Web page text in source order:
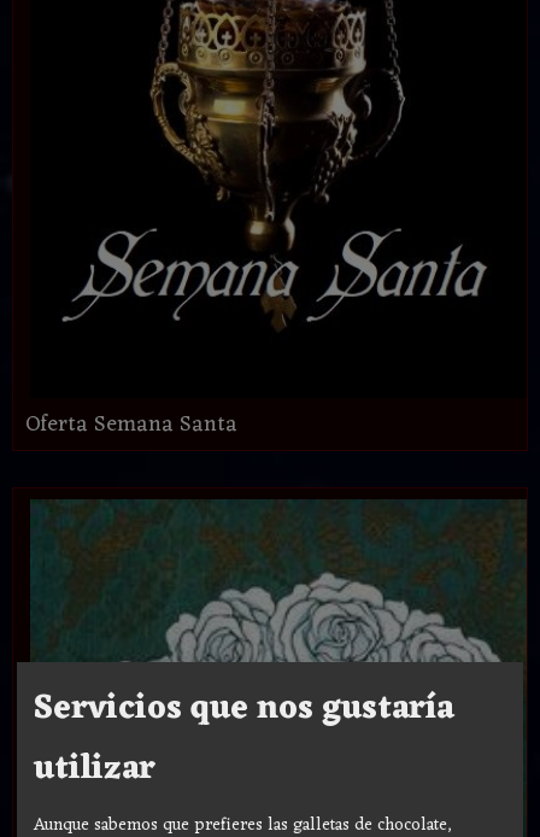
Oferta Semana Santa
Servicios que nos gustaría
utilizar
Aunque sabemos que prefieres las galletas de chocolate,